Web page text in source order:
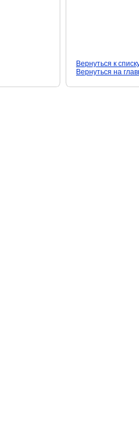
Вернуться к
Вернуться на